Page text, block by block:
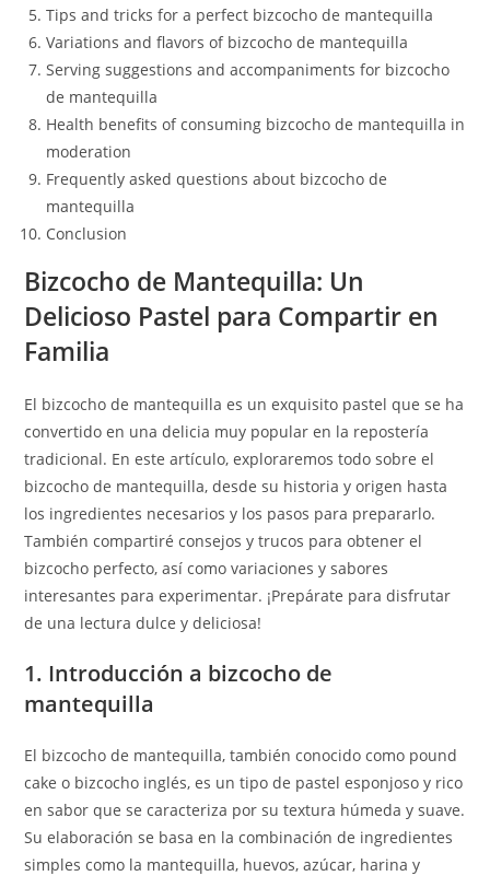
Tips and tricks for a perfect bizcocho de mantequilla
Variations and flavors of bizcocho de mantequilla
Serving suggestions and accompaniments for bizcocho
de mantequilla
Health benefits of consuming bizcocho de mantequilla in
moderation
Frequently asked questions about bizcocho de
mantequilla
Conclusion
Bizcocho de Mantequilla: Un
Delicioso Pastel para Compartir en
Familia
El bizcocho de mantequilla es un exquisito pastel que se ha
convertido en una delicia muy popular en la repostería
tradicional. En este artículo, exploraremos todo sobre el
bizcocho de mantequilla, desde su historia y origen hasta
los ingredientes necesarios y los pasos para prepararlo.
También compartiré consejos y trucos para obtener el
bizcocho perfecto, así como variaciones y sabores
interesantes para experimentar. ¡Prepárate para disfrutar
de una lectura dulce y deliciosa!
1. Introducción a bizcocho de
mantequilla
El bizcocho de mantequilla, también conocido como pound
cake o bizcocho inglés, es un tipo de pastel esponjoso y rico
en sabor que se caracteriza por su textura húmeda y suave.
Su elaboración se basa en la combinación de ingredientes
simples como la mantequilla, huevos, azúcar, harina y